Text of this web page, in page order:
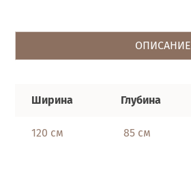
ОПИСАНИЕ
Ширина Глубина
120 см 85 см